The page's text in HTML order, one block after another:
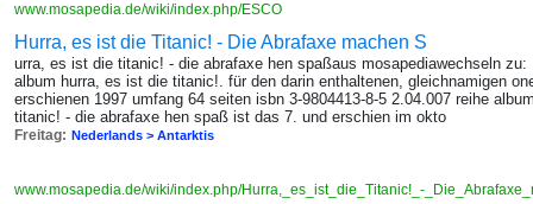
www.mosapedia.de/wiki/index.php/ESCO
Hurra, es ist die Titanic! - Die Abrafaxe machen S
urra, es ist die titanic! - die abrafaxe hen spaßaus mosapediawechseln
album hurra, es ist die titanic!. für den darin enthaltenen, gleichnamigen
erschienen 1997 umfang 64 seiten isbn 3-9804413-8-5 2.04.007 reihe
titanic! - die abrafaxe hen spaß ist das 7. und erschien im okto
Freitag: Nederlands > Antarktis
www.mosapedia.de/wiki/index.php/Hurra,_es_ist_die_Titanic!_-